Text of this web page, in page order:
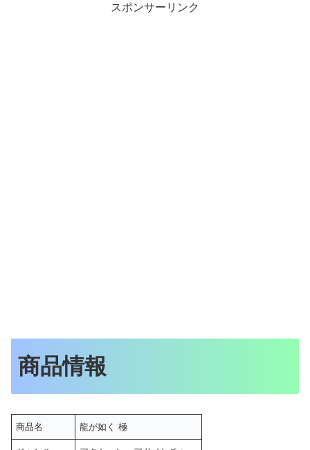
スポンサーリンク
商品情報
商品名 龍が如く 極